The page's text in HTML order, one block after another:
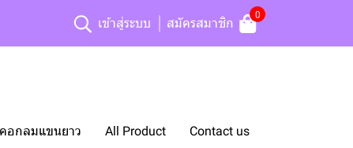
เข้าสู่ระบบ สมัครสมาชิก
0
อกลมแขนยาว All Product Contact us